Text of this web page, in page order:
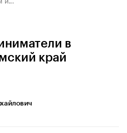
в
край